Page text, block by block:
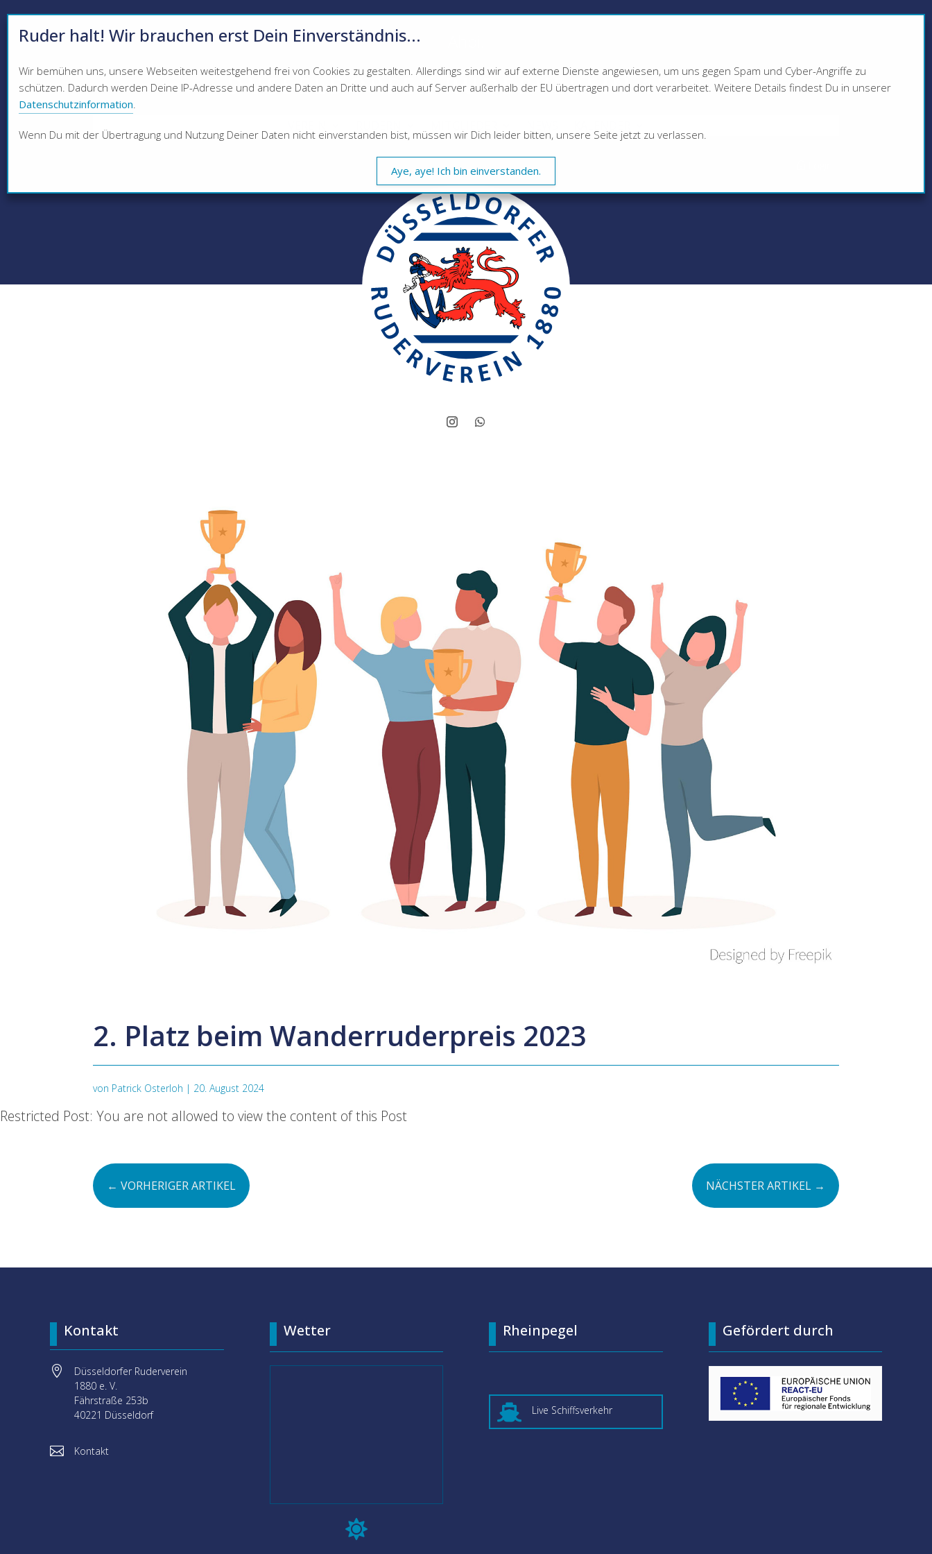
DÜSSELDORFER RUDERVEREIN 1880
2. Platz beim Wanderruderpreis 2023
von Patrick Osterloh | 20. August 2024
Restricted Post: You are not allowed to view the content of this Post
←VORHERIGER ARTIKEL NÄCHSTER ARTIKEL→
Kontakt

Düsseldorfer Ruderverein
1880 e. V.
Fährstraße 253b
40221 Düsseldorf
 Kontakt
Wetter

Rheinpegel
 Live Schiffsverkehr
Gefördert durch
Ruder halt! Wir brauchen erst Dein Einverständnis...
Wir bemühen uns, unsere Webseiten weitestgehend frei von Cookies zu gestalten. Allerdings sind wir auf externe Dienste angewiesen, um uns gegen Spam und Cyber-Angriffe zu
schützen. Dadurch werden Deine IP-Adresse und andere Daten an Dritte und auch auf Server außerhalb der EU übertragen und dort verarbeitet. Weitere Details findest Du in unserer
Datenschutzinformation.
Wenn Du mit der Übertragung und Nutzung Deiner Daten nicht einverstanden bist, müssen wir Dich leider bitten, unsere Seite jetzt zu verlassen.
Aye, aye! Ich bin einverstanden.